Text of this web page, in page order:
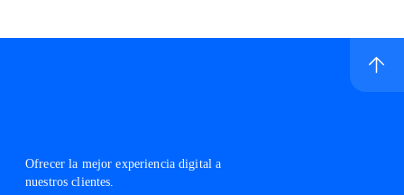
Ir a inicio de sitio
Ofrecer la mejor experiencia digital a
nuestros clientes.